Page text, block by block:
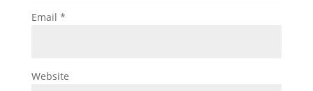
Email *
Website